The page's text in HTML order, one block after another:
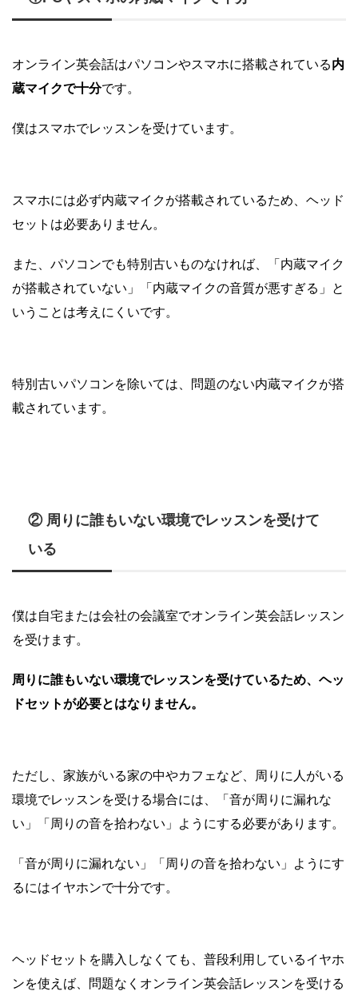
オンライン英会話はパソコンやスマホに搭載されている内
蔵マイクで十分です。
僕はスマホでレッスンを受けています。
スマホには必ず内蔵マイクが搭載されているため、ヘッド
セットは必要ありません。
また、パソコンでも特別古いものなければ、「内蔵マイク
が搭載されていない」「内蔵マイクの音質が悪すぎる」と
いうことは考えにくいです。
特別古いパソコンを除いては、問題のない内蔵マイクが搭
載されています。
② 周りに誰もいない環境でレッスンを受けて
いる
僕は自宅または会社の会議室でオンライン英会話レッスン
を受けます。
周りに誰もいない環境でレッスンを受けているため、ヘッ
ドセットが必要とはなりません。
ただし、家族がいる家の中やカフェなど、周りに人がいる
環境でレッスンを受ける場合には、「音が周りに漏れな
い」「周りの音を拾わない」ようにする必要があります。
「音が周りに漏れない」「周りの音を拾わない」ようにす
るにはイヤホンで十分です。
ヘッドセットを購入しなくても、普段利用しているイヤホ
ンを使えば、問題なくオンライン英会話レッスンを受ける